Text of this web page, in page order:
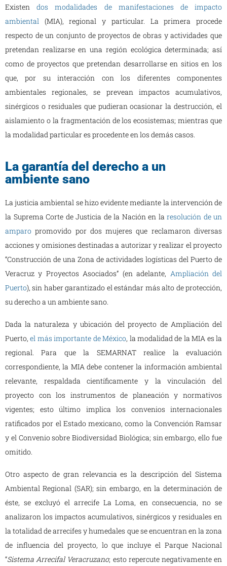
Existen
dos modalidades de manifestaciones de impacto
ambiental (MIA), regional y particular. La primera procede
respecto de un conjunto de proyectos de obras y actividades que
pretendan realizarse en una región ecológica determinada; así
como de proyectos que pretendan desarrollarse en sitios en los
que, por su interacción con los diferentes componentes
ambientales regionales, se prevean impactos acumulativos,
sinérgicos o residuales que pudieran ocasionar la destrucción, el
aislamiento o la fragmentación de los ecosistemas; mientras que
la modalidad particular es procedente en los demás casos.
La garantía del derecho a un
ambiente sano
La justicia ambiental se hizo evidente mediante la intervención de
la Suprema Corte de Justicia de la Nación en la resolución de un
amparo promovido por dos mujeres que reclamaron diversas
acciones y omisiones destinadas a autorizar y realizar el proyecto
“Construcción de una Zona de actividades logísticas del Puerto de
Veracruz y Proyectos Asociados” (en adelante, Ampliación del
Puerto), sin haber garantizado el estándar más alto de protección,
su derecho a un ambiente sano.
Dada la naturaleza y ubicación del proyecto de Ampliación del
Puerto, el más importante de México, la modalidad de la MIA es la
regional. Para que la SEMARNAT realice la evaluación
correspondiente, la MIA debe contener la información ambiental
relevante, respaldada científicamente y la vinculación del
proyecto con los instrumentos de planeación y normativos
vigentes; esto último implica los convenios internacionales
ratificados por el Estado mexicano, como la Convención Ramsar
y el Convenio sobre Biodiversidad Biológica; sin embargo, ello fue
omitido.
Otro aspecto de gran relevancia es la descripción del Sistema
Ambiental Regional (SAR); sin embargo, en la determinación de
éste, se excluyó el arrecife La Loma, en consecuencia, no se
analizaron los impactos acumulativos, sinérgicos y residuales en
la totalidad de arrecifes y humedales que se encuentran en la zona
de influencia del proyecto, lo que incluye el Parque Nacional
“Sistema Arrecifal Veracruzano; esto repercute negativamente en